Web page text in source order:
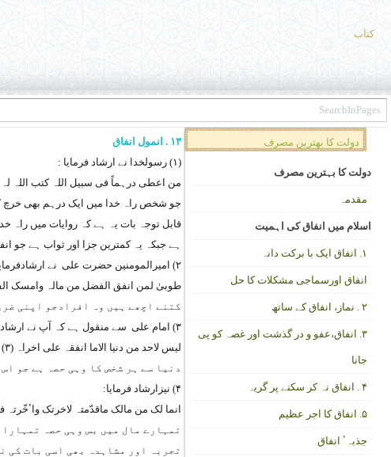
کتاب
دولت کا بهترین مصرف
دولت کا بہترین مصرف
مقدمہ
اسلام میں انفاق کی اہمیت
۱. انفاق ایک با برکت دانہ
انفاق اورسماجی مشکلات کا حل
۲ . نماز، انفاق کے ساتھ
۳. انفاق،عفو و در گذشت اور غصہ کو پی
جانا
۴ . انفاق نہ کر سکنے پر گریہ
۵. انفاق کا اجر عظیم
جذبہٴ انفاق
۱۳ . انمول انفاق
(۱) رسولخدا نے ارشاد فرمایا :
من اعطی درہماً فی سبیل اللہ کتب اللہ
جو شخص راہ خدا میں ایک درہم بھی خرچ
قابل توجہ بات یہ ہے کہ روایات میں راہ
ہے جبکہ یہ کمترین جزا اور ثواب ہے جو
۲) امیرالمومنین حضرت علی نے ارشادفرمایا:
طوبیٰ لمن انفق الفضل من مالہ وامسک
کتنے اچھے ہیں وہ افرادجو اپنی
۳) امام علی سے منقول ہے کہ آپ نے ارشادفرمایا:
لیس لاحد من دنیا الاما انفقہ علی اخراہ (۳)
دنیا سے ہر شخص کا وہی حصہ ہے جو
۴) نیزارشاد فرمایا:
انما لک من مالک ماقدّمتہ لاخرتک واٴخّرتہ
تمہارے مال میں بس وہی حصہ
تجربہ اور مشاہدہ بھی اسی بات کی